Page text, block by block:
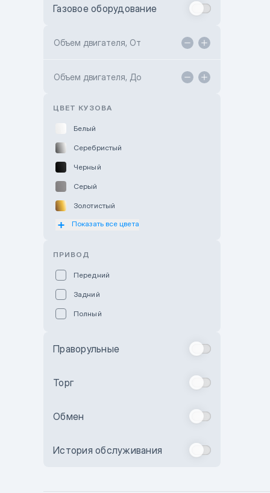
Toyota Kokshetau
Hyundai ShymCity
Газовое оборудование
Объем двигателя, От
Объем двигателя, До
ЦВЕТ КУЗОВА
Белый
Серебристый
Черный
Серый
Золотистый
Оранжевый
Бежевый
Комбинированный
Показать все цвета
ПРИВОД
Передний
Задний
Полный
Праворульные
Торг
Обмен
История обслуживания